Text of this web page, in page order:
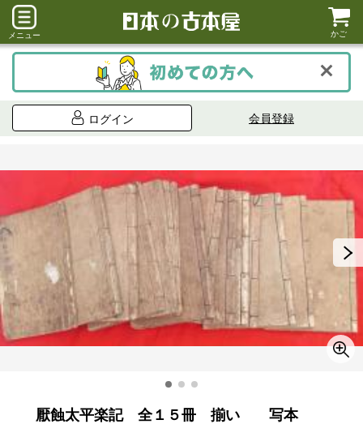
メニュー かご
ログイン 会員登録
厭蝕太平楽記 全１５冊 揃い 写本